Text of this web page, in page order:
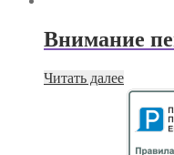
Внимание
Читать далее